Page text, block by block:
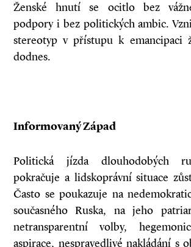
Ženské hnutí se ocitlo bez
podpory i bez politických ambic.
stereotyp v přístupu k emancipaci
dodnes.
Informovaný Západ
Politická jízda dlouhodobých
pokračuje a lidskoprávní situace
Často se poukazuje na
současného Ruska, na jeho
netransparentní volby,
aspirace, nespravedlivé nakládání s